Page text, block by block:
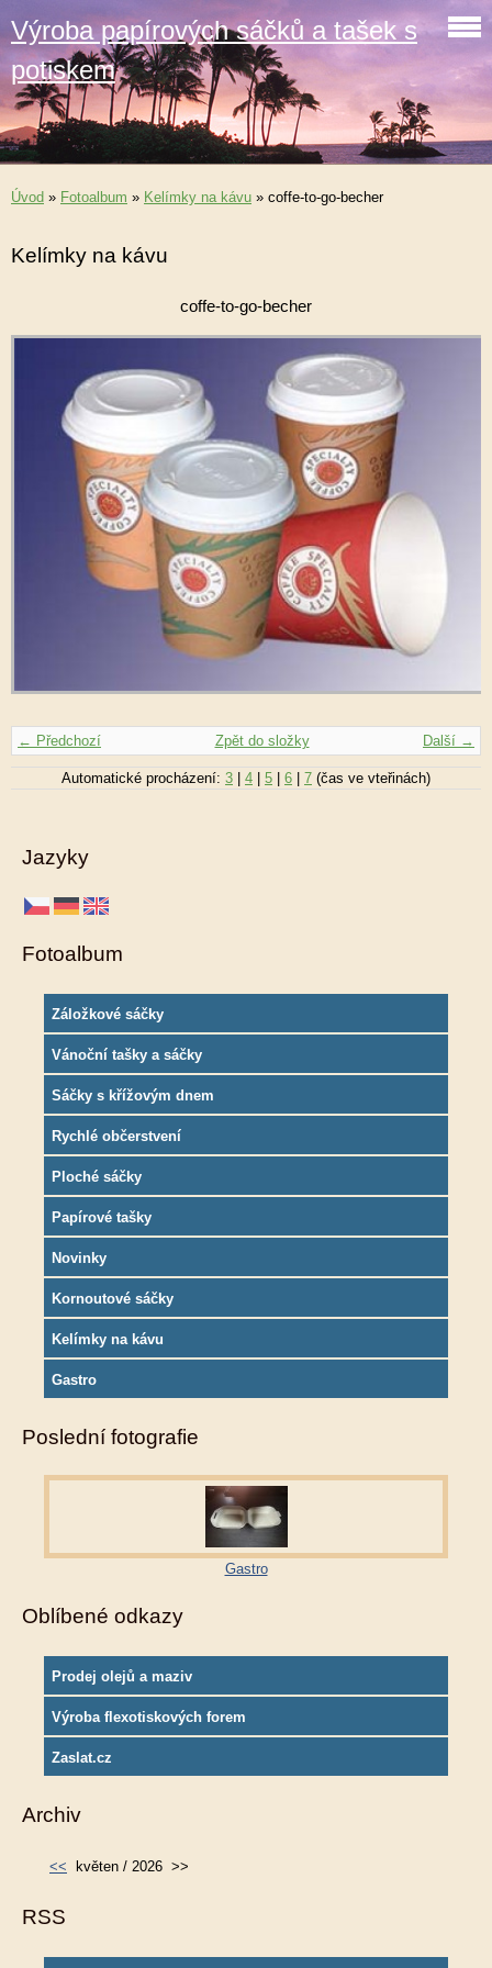
Výroba papírových sáčků a tašek s
potiskem
Úvod » Fotoalbum » Kelímky na kávu » coffe-to-go-becher
Kelímky na kávu
coffe-to-go-becher
← Předchozí Další →
Zpět do složky
Automatické procházení: 3 4 5 6 7 (čas ve vteřinách)
Jazyky
Fotoalbum
Záložkové sáčky
Vánoční tašky a sáčky
Sáčky s křížovým dnem
Rychlé občerstvení
Ploché sáčky
Papírové tašky
Novinky
Kornoutové sáčky
Kelímky na kávu
Gastro
Poslední fotografie
Gastro
Oblíbené odkazy
Prodej olejů a maziv
Výroba flexotiskových forem
Zaslat.cz
Archiv
<< květen / 2026 >>
RSS